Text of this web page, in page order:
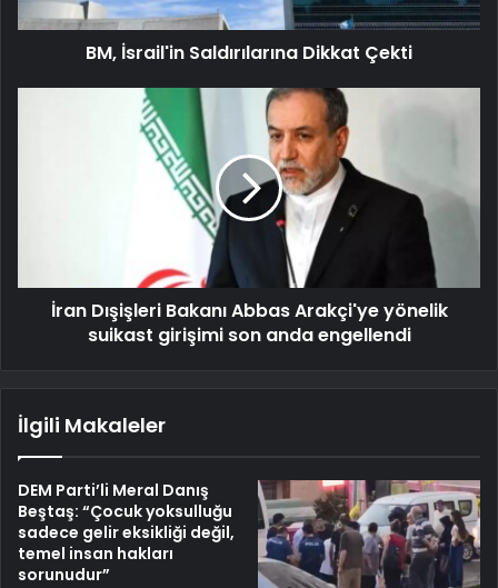
BM, İsrail'in Saldırılarına Dikkat Çekti
İran Dışişleri Bakanı Abbas Arakçi'ye yönelik
suikast girişimi son anda engellendi
İlgili Makaleler
DEM Parti’li Meral Danış
Beştaş: “Çocuk yoksulluğu
sadece gelir eksikliği değil,
temel insan hakları
sorunudur”